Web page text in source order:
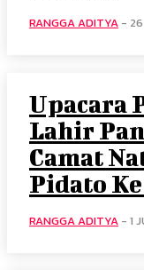
RANGGA ADITYA -
Upacara
Lahir
Camat
Pidato
RANGGA ADITYA - 1